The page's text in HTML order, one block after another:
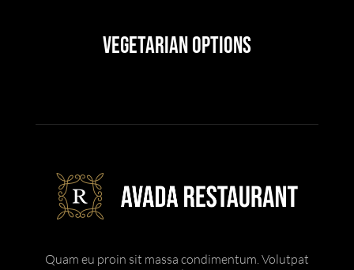
Vegetarian Options
Quam eu proin sit massa condimentum. Volutpat